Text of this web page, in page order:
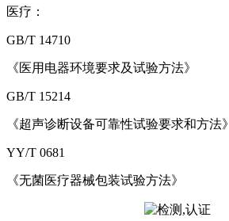
医疗：
GB/T 14710
《医用电器环境要求及试验方法》
GB/T 15214
《超声诊断设备可靠性试验要求和方法》
YY/T 0681
《无菌医疗器械包装试验方法》